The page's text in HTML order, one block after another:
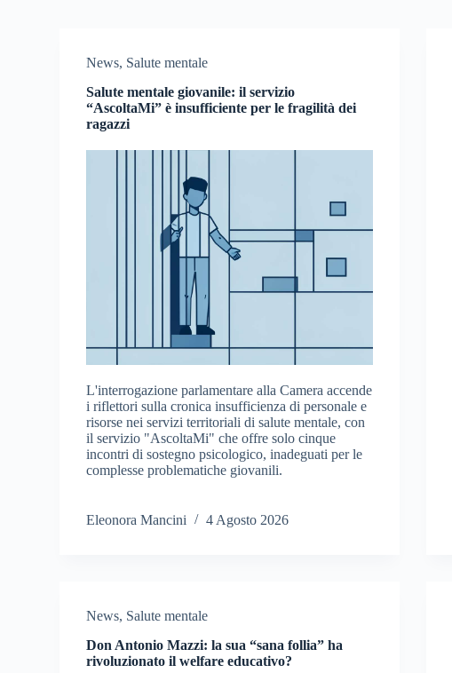
News, Salute mentale
Salute mentale giovanile: il servizio
“AscoltaMi” è insufficiente per le fragilità dei
ragazzi
L'interrogazione parlamentare alla Camera accende
i riflettori sulla cronica insufficienza di personale e
risorse nei servizi territoriali di salute mentale, con
il servizio "AscoltaMi" che offre solo cinque
incontri di sostegno psicologico, inadeguati per le
complesse problematiche giovanili.
Eleonora Mancini 4 Agosto 2026
News, Salute mentale
Don Antonio Mazzi: la sua “sana follia” ha
rivoluzionato il welfare educativo?